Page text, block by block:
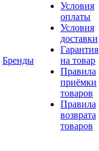
Бренды
Условия
оплаты
Условия
доставки
Гарантия
на товар
Правила
приёмки
товаров
Правила
возврата
товаров